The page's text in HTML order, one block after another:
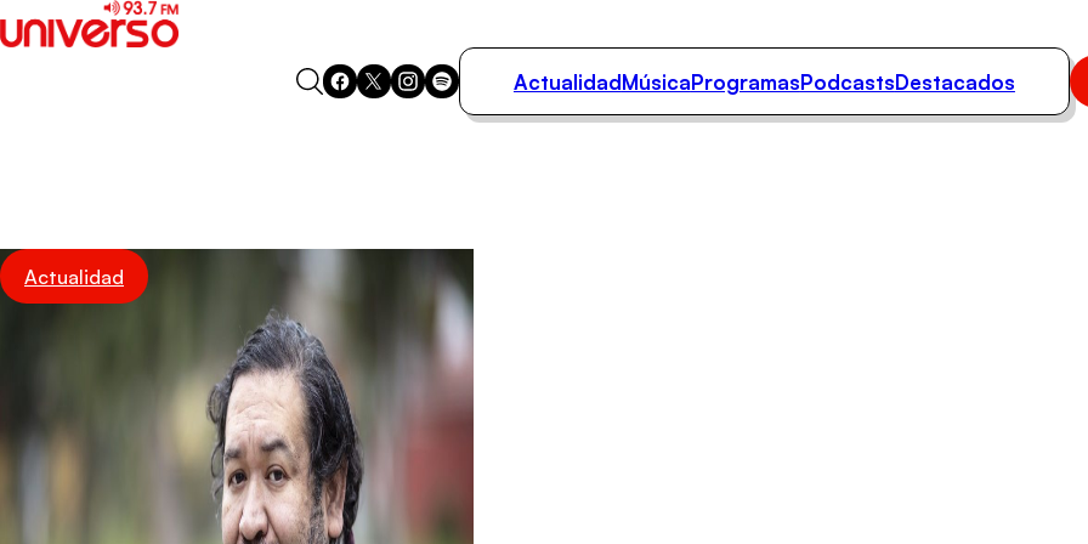
Podcasts
ActualidadMúsicaProgramasPodcastsDestacados
Actualidad